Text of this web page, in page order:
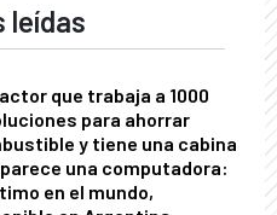
leídas
que trabaja a 1000
para ahorrar
y tiene una cabina
una computadora:
en el mundo,